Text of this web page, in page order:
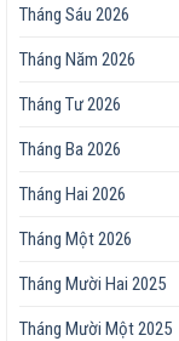
Tháng Sáu 2026
Tháng Năm 2026
Tháng Tư 2026
Tháng Ba 2026
Tháng Hai 2026
Tháng Một 2026
Tháng Mười Hai 2025
Tháng Mười Một 2025